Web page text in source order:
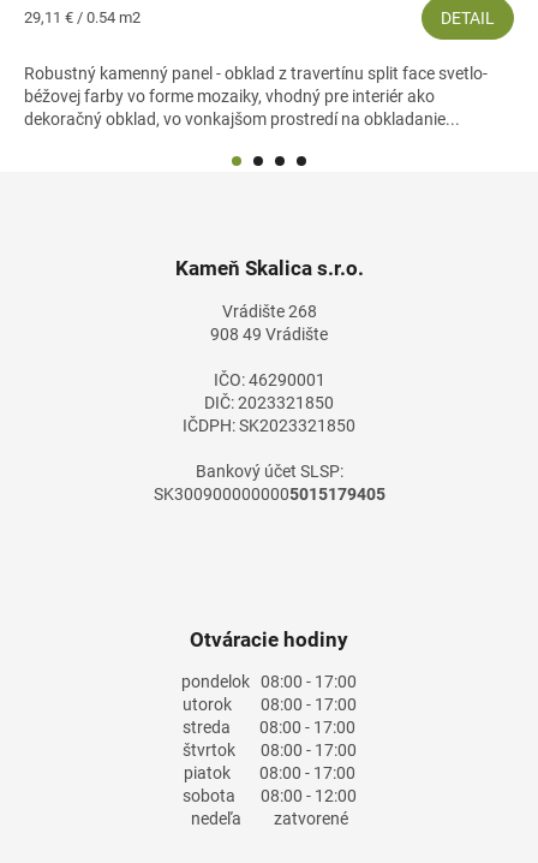
Jednotková
29,11 € / 0.54 m2 DETAIL
Robustný kamenný panel - obklad z travertínu split face svetlo-
béžovej farby vo forme mozaiky, vhodný pre interiér ako
dekoračný obklad, vo vonkajšom prostredí na obkladanie...
Kameň Skalica s.r.o.
Vrádište 268
908 49 Vrádište
IČO: 46290001
DIČ: 2023321850
IČDPH: SK2023321850
Bankový účet SLSP:
SK3009000000005015179405
Otváracie hodiny
pondelok 08:00 - 17:00
utorok08:00 - 17:00
streda 08:00 - 17:00
štvrtok08:00 - 17:00
piatok08:00 - 17:00
sobota 08:00 - 12:00
nedeľa zatvorené